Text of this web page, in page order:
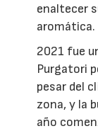
enaltecer
aromática.
2021 fue
Purgatori
pesar del
zona, y la
año